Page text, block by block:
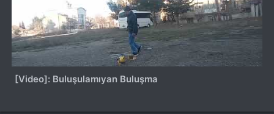
[Video]: Buluşulamıyan Buluşma